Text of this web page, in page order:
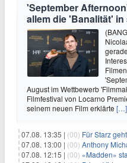
'September
allem die 'Banalität'
August im Wettbewerb
Filmfestival von Locarno
seinem neuen Film erklärte […]
07.08. 13:35 | (00) Für Starz
07.08. 13:00 | (00) Anthony Michael Hall:
07.08. 12:15 | (00) «Madden»